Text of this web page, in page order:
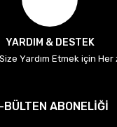
YARDIM & DESTEK
Yardım Etmek için Her
BÜLTEN ABONELİĞİ